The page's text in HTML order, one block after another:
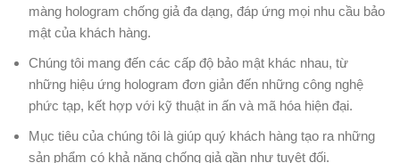
màng hologram chống giả đa dạng, đáp ứng mọi nhu cầu bảo
mật của khách hàng.
Chúng tôi mang đến các cấp độ bảo mật khác nhau, từ
những hiệu ứng hologram đơn giản đến những công nghệ
phức tạp, kết hợp với kỹ thuật in ấn và mã hóa hiện đại.
Mục tiêu của chúng tôi là giúp quý khách hàng tạo ra những
sản phẩm có khả năng chống giả gần như tuyệt đối.